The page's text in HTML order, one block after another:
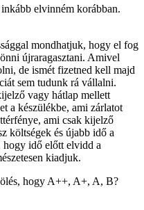
elvinném korábban.
mondhatjuk, hogy el fog
újraragasztani. Amivel
de ismét fizetned kell majd
sem tudunk rá vállalni.
vagy hátlap mellett
a készülékbe, ami zárlatot
ami csak kijelző
költségek és újabb idő a
hogy idő előtt elvidd a
kiadjuk.
hogy A++, A+, A, B?